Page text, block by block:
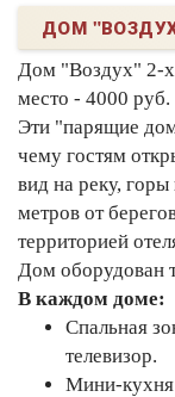
ДОМ
Дом "Воздух" 2-
место - 4000 руб.
Эти "парящие
чему гостям
вид на реку,
метров от
территорией
Дом оборудован
В каждом доме:
Спальная
телевизор.
Мини-кухня